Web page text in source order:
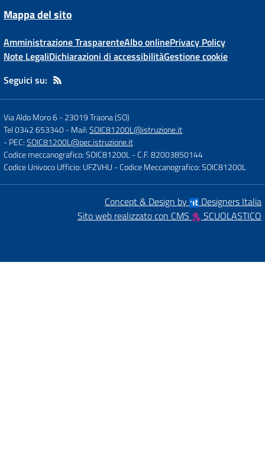
Mappa del sito
Amministrazione TrasparenteAlbo onlinePrivacy Policy
Note LegaliDichiarazioni di accessibilitàGestione cookie
Seguici su:
Via Aldo Moro 6-23019 Traona (SO)
Tel 0342 653340- Mail:SOIC81200L@istruzione.it
- PEC:SOIC81200L@pec.istruzione.it
Codice meccanografico: SOIC81200L- C.F. 82003850144
Codice Univoco Ufficio: UFZVHU - Codice Meccanografico: SOIC81200L
Concept & Design by
Designers Italia
Sito web realizzato con CMS
SCUOLASTICO